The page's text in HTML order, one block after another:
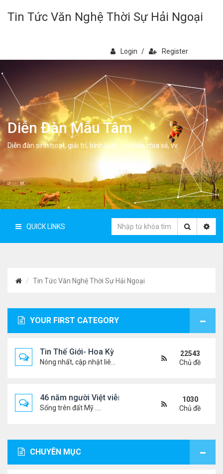
Tin Tức Văn Nghệ Thời Sự Hải Ngoại
Login / Register
Diễn Đàn Mẫu Tâm
Diễn đàn sinh hoạt, giải trí, bình luân, học hỏi, chia sẻ, vv.
QUICK LINKS
Tin Tức Văn Nghệ Thời Sự Hải Ngoại
YOUR FIRST CATEGORY
Tin Thế Giới- Hoa Kỳ
22543
Chủ đề
46 năm người Việt viễn xứ
Sống trên đất Mỹ ....
1030
Chủ đề
CHUYÊN MỤC